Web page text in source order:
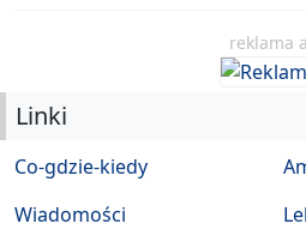
reklama a
Linki
Co-gdzie-kiedy
Wiadomości